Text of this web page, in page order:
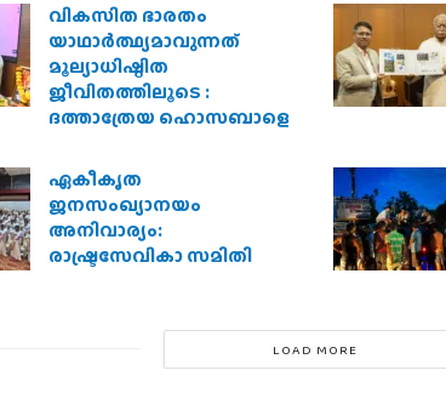
വികസിത ഭാരതം
യാഥാർത്ഥ്യമാവുന്നത്
മൂല്യാധിഷ്ഠിത
ജീവിതത്തിലൂടെ :
ദത്താത്രേയ ഹൊസബാളെ
ഏകീകൃത
ജനസംഖ്യാനയം
അനിവാര്യം:
രാഷ്ട്രസേവികാ സമിതി
LOAD MORE